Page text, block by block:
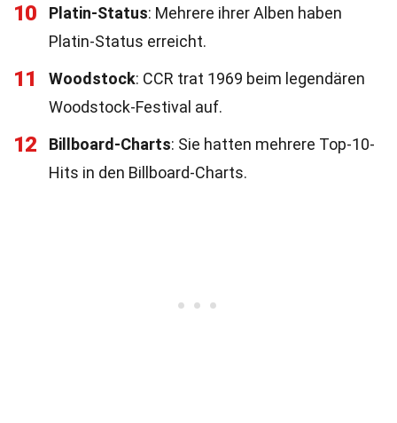
10 Platin-Status: Mehrere ihrer Alben haben
Platin-Status erreicht.
11 Woodstock: CCR trat 1969 beim legendären
Woodstock-Festival auf.
12 Billboard-Charts: Sie hatten mehrere Top-10-
Hits in den Billboard-Charts.